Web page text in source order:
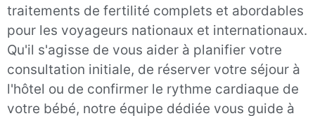
traitements de fertilité complets et abordables
pour les voyageurs nationaux et internationaux.
Qu'il s'agisse de vous aider à planifier votre
consultation initiale, de réserver votre séjour à
l'hôtel ou de confirmer le rythme cardiaque de
votre bébé, notre équipe dédiée vous guide à